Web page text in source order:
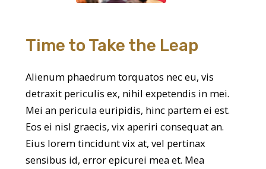
Time to Take the Leap
Alienum phaedrum torquatos nec eu, vis
detraxit periculis ex, nihil expetendis in mei.
Mei an pericula euripidis, hinc partem ei est.
Eos ei nisl graecis, vix aperiri consequat an.
Eius lorem tincidunt vix at, vel pertinax
sensibus id, error epicurei mea et. Mea